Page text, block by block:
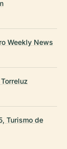
Weekly News
Turismo de